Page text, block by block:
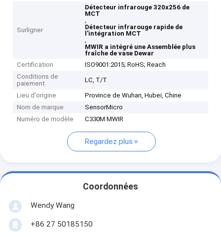
Surligner
Détecteur infrarouge 320x256 de
MCT
,
Détecteur infrarouge rapide de
l'intégration MCT
,
MWIR a intégré une Assemblée plus
fraîche de vase Dewar
Certification
ISO9001:2015; RoHS; Reach
Conditions de
paiement
LC, T/T
Lieu d'origine
Province de Wuhan, Hubei, Chine
Nom de marque
SensorMicro
Numéro de modèle
C330M MWIR
Regardez plus
Coordonnées
Wendy Wang
+86 27 50185150